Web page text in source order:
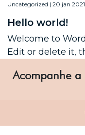
Uncategorized | 20 jan 2021
Hello world!
Welcome to
Edit or delete it,
Acompanhe a